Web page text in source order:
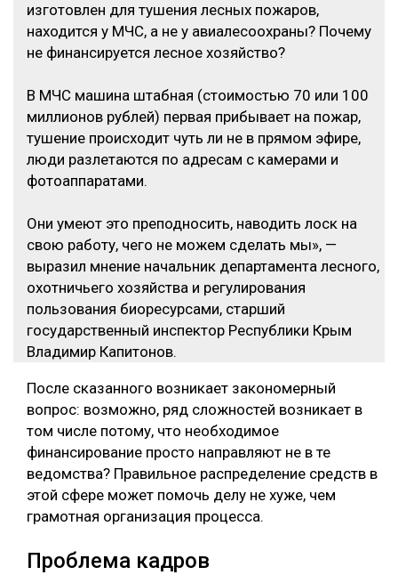
изготовлен для тушения лесных пожаров,
находится у МЧС, а не у авиалесоохраны? Почему
не финансируется лесное хозяйство?
В МЧС машина штабная (стоимостью 70 или 100
миллионов рублей) первая прибывает на пожар,
тушение происходит чуть ли не в прямом эфире,
люди разлетаются по адресам с камерами и
фотоаппаратами.
Они умеют это преподносить, наводить лоск на
свою работу, чего не можем сделать мы», —
выразил мнение начальник департамента лесного,
охотничьего хозяйства и регулирования
пользования биоресурсами, старший
государственный инспектор Республики Крым
Владимир Капитонов.
После сказанного возникает закономерный
вопрос: возможно, ряд сложностей возникает в
том числе потому, что необходимое
финансирование просто направляют не в те
ведомства? Правильное распределение средств в
этой сфере может помочь делу не хуже, чем
грамотная организация процесса.
Проблема кадров